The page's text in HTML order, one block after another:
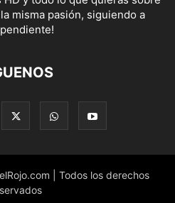
misma pasión, siguiendo a
| Todos los derechos